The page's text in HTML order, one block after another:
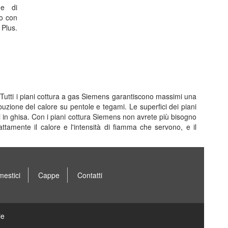
di
con
i piani cottura a gas Siemens garantiscono massimi una
del calore su pentole e tegami. Le superfici dei piani
ghisa. Con i piani cottura Siemens non avrete più bisogno
il calore e l'intensità di fiamma che servono, e il
Cappe Contatti